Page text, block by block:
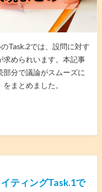
Task.2では、設問に対す
求められいます。本記事
分で議論がスムーズに
まとめました。
ティングTask.1で